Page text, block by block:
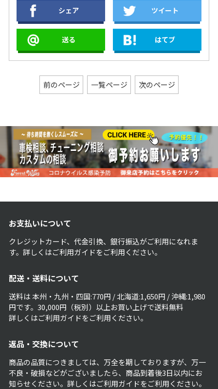
GAUGE、バンス
＆ハインズ ハイア
ウトプット 2-1マ
フラー！【2019年
XL883N アイアン
883】アレンネス
“MONSTER
SUCKER” 90° エ
アクリーナー
BEVELED、バン
CFR スリップオン
マフラー！【2011
年XL883L スーパ
ーロー】S&S ステ
ルスエアクリーナ
ー ミニティアドロ
ップカバー、コブ
ラ 3インチスリッ
プオンマフラー！
シェア ツイート
送る はてブ
前のページ 一覧ページ 次のページ
お支払いについて
クレジットカード、代金引換、銀行振込がご利用になれま
す。詳しくはご利用ガイドをご利用ください。
配送・送料について
送料は 本州・九州・四国:770円 / 北海道:1,650円 / 沖縄:1,980
円です。30,000円（税別）以上お買い上げで送料無料
詳しくはご利用ガイドをご利用ください。
返品・交換について
商品の品質につきましては、万全を期しておりますが、万一
不良・破損などがございましたら、商品到着後3日以内にお
知らせください。詳しくはご利用ガイドをご利用ください。